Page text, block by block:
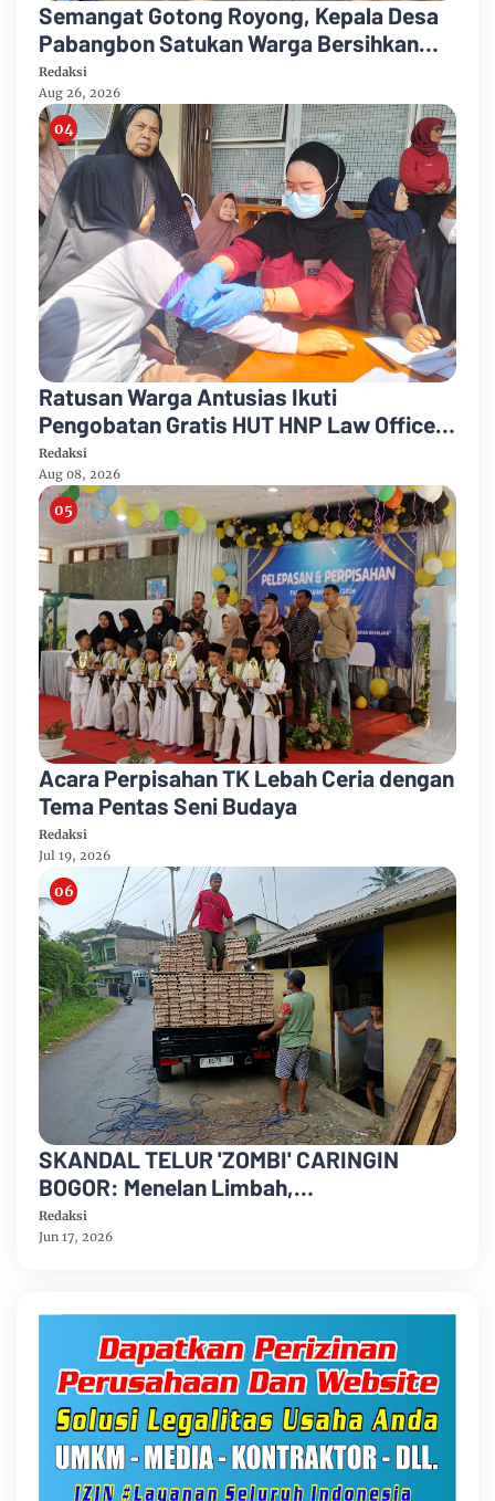
Semangat Gotong Royong, Kepala Desa
Pabangbon Satukan Warga Bersihkan
Lingkungan
Redaksi
Aug 26, 2026
Ratusan Warga Antusias Ikuti
Pengobatan Gratis HUT HNP Law Office
Lengkap Cek Gula Darah Kolesterol
Redaksi
Aug 08, 2026
Acara Perpisahan TK Lebah Ceria dengan
Tema Pentas Seni Budaya
Redaksi
Jul 19, 2026
SKANDAL TELUR 'ZOMBI' CARINGIN
BOGOR: Menelan Limbah,
Mempertaruhkan Nyawa Rakyat
Redaksi
Jun 17, 2026